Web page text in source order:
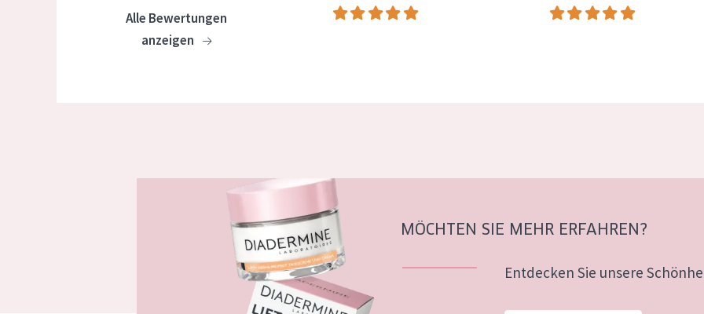
Alle Bewertungen
anzeigen
MÖCHTEN SIE MEHR ERFAHREN?
Entdecken Sie unsere